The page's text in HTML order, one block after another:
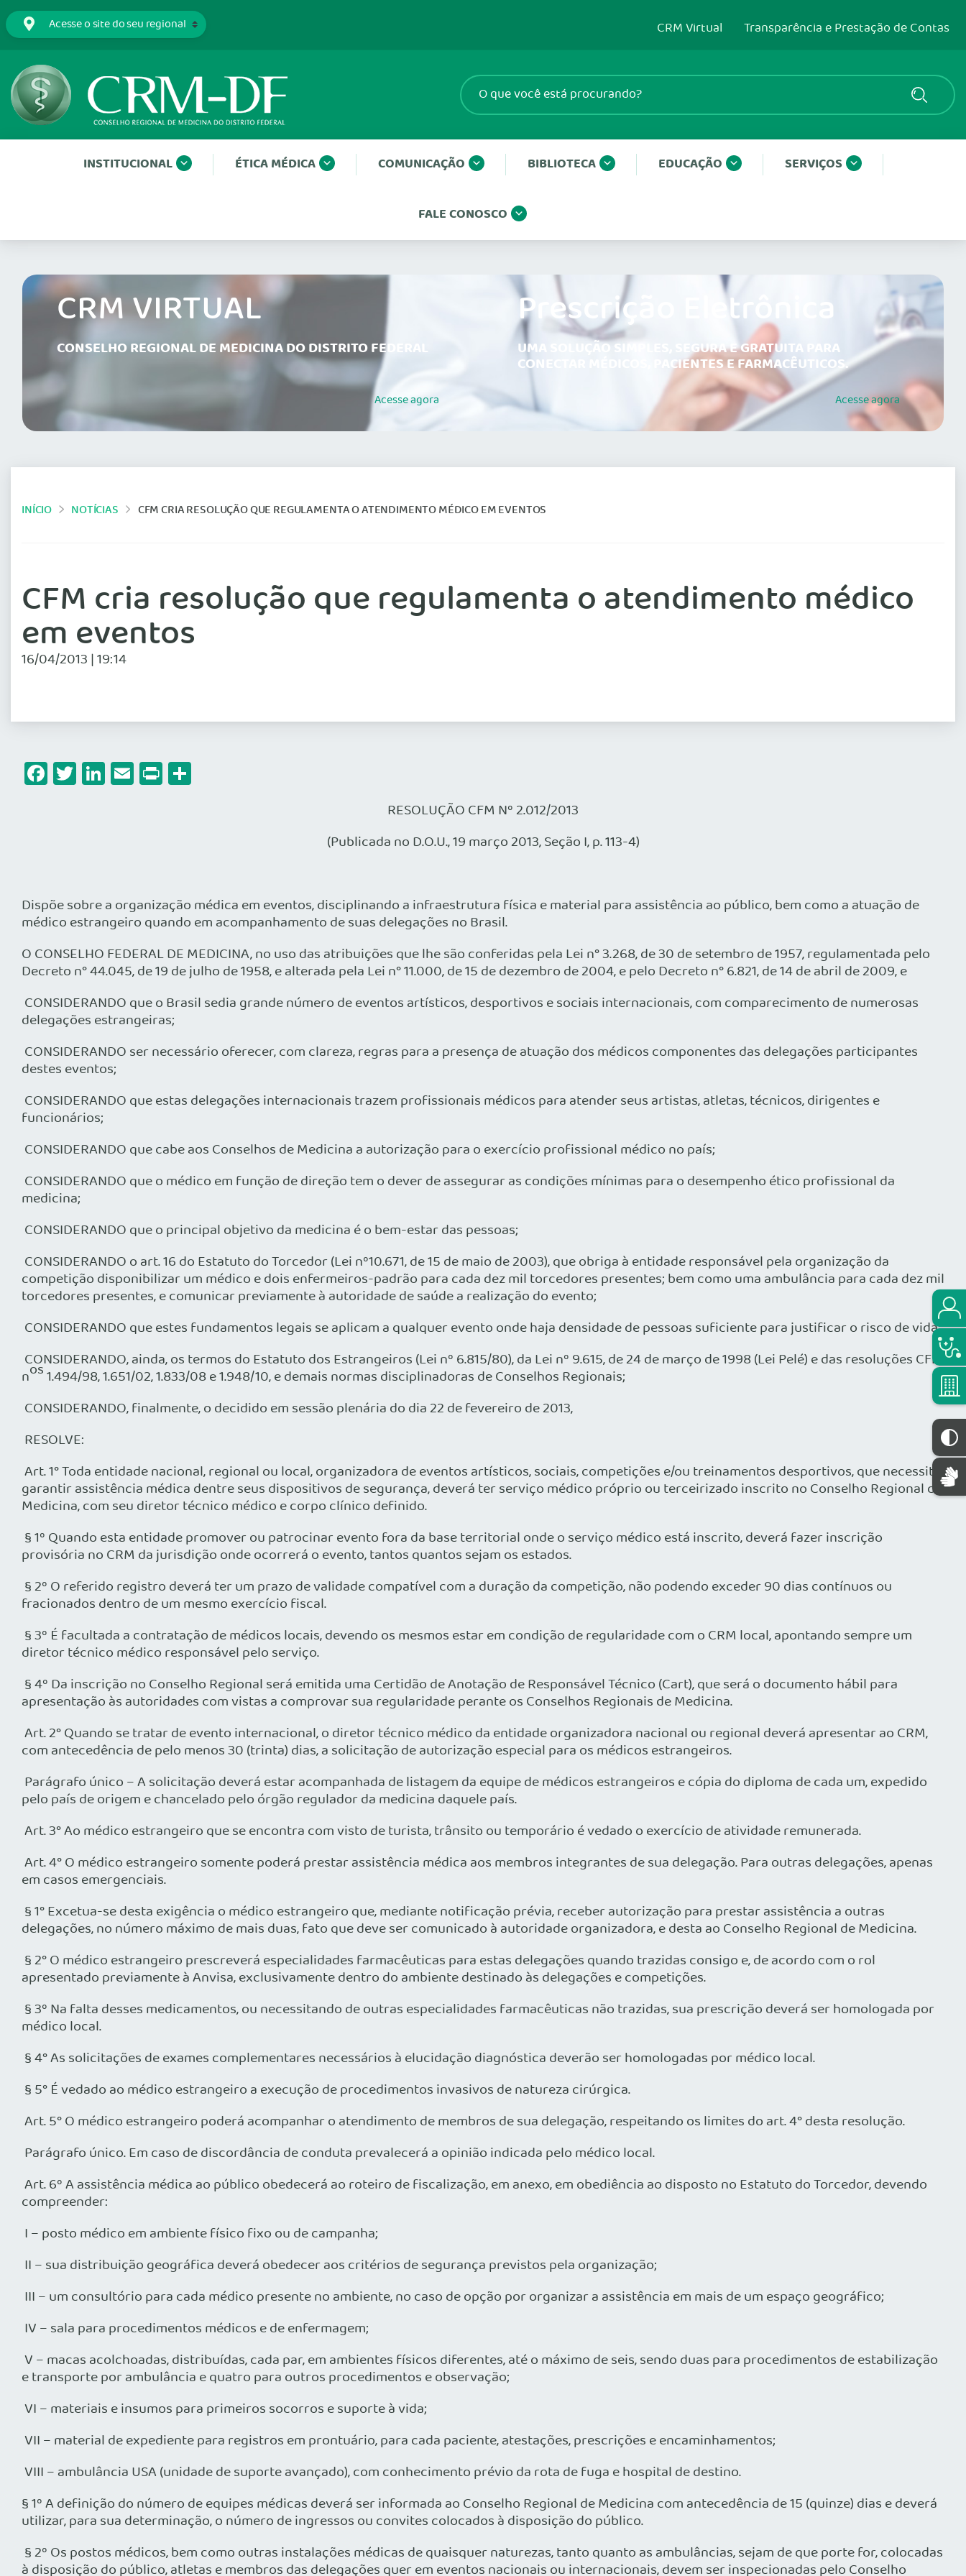
CRM Virtual Transparência e Prestação de Contas
INSTITUCIONAL ÉTICA MÉDICA COMUNICAÇÃO BIBLIOTECA EDUCAÇÃO SERVIÇOS
FALE CONOSCO
CRM VIRTUAL
CONSELHO REGIONAL DE MEDICINA DO DISTRITO FEDERAL
Acesseagora
Prescrição Eletrônica
UMA SOLUÇÃO SIMPLES, SEGURA E GRATUITA PARA
CONECTAR MÉDICOS, PACIENTES E FARMACÊUTICOS.
Acesseagora
INÍCIO NOTÍCIAS CFM CRIA RESOLUÇÃO QUE REGULAMENTA O ATENDIMENTO MÉDICO EM EVENTOS
CFM cria resolução que regulamenta o atendimento médico
em eventos
16/04/2013 | 19:14
Facebook
Twitter
LinkedIn
Email
Print
RESOLUÇÃO CFM Nº 2.012/2013
(Publicada no D.O.U., 19 março 2013, Seção I, p. 113-4)
Dispõe sobre a organização médica em eventos, disciplinando a infraestrutura física e material para assistência ao público, bem como a atuação de
médico estrangeiro quando em acompanhamento de suas delegações no Brasil.
O CONSELHO FEDERAL DE MEDICINA, no uso das atribuições que lhe são conferidas pela Lei n° 3.268, de 30 de setembro de 1957, regulamentada pelo
Decreto n° 44.045, de 19 de julho de 1958, e alterada pela Lei n° 11.000, de 15 de dezembro de 2004, e pelo Decreto n° 6.821, de 14 de abril de 2009, e
CONSIDERANDO que o Brasil sedia grande número de eventos artísticos, desportivos e sociais internacionais, com comparecimento de numerosas
delegações estrangeiras;
CONSIDERANDO ser necessário oferecer, com clareza, regras para a presença de atuação dos médicos componentes das delegações participantes
destes eventos;
CONSIDERANDO que estas delegações internacionais trazem profissionais médicos para atender seus artistas, atletas, técnicos, dirigentes e
funcionários;
CONSIDERANDO que cabe aos Conselhos de Medicina a autorização para o exercício profissional médico no país;
CONSIDERANDO que o médico em função de direção tem o dever de assegurar as condições mínimas para o desempenho ético profissional da
medicina;
CONSIDERANDO que o principal objetivo da medicina é o bem-estar das pessoas;
CONSIDERANDO o art. 16 do Estatuto do Torcedor (Lei nº10.671, de 15 de maio de 2003), que obriga à entidade responsável pela organização da
competição disponibilizar um médico e dois enfermeiros-padrão para cada dez mil torcedores presentes; bem como uma ambulância para cada dez mil
torcedores presentes, e comunicar previamente à autoridade de saúde a realização do evento;
CONSIDERANDO que estes fundamentos legais se aplicam a qualquer evento onde haja densidade de pessoas suficiente para justificar o risco de vida;
CONSIDERANDO, ainda, os termos do Estatuto dos Estrangeiros (Lei nº 6.815/80), da Lei nº 9.615, de 24 de março de 1998 (Lei Pelé) e das resoluções CFM
nos1.494/98, 1.651/02, 1.833/08 e 1.948/10, e demais normas disciplinadoras de Conselhos Regionais;
CONSIDERANDO, finalmente, o decidido em sessão plenária do dia 22 de fevereiro de 2013,
RESOLVE:
Art. 1° Toda entidade nacional, regional ou local, organizadora de eventos artísticos, sociais, competições e/ou treinamentos desportivos, que necessite
garantir assistência médica dentre seus dispositivos de segurança, deverá ter serviço médico próprio ou terceirizado inscrito no Conselho Regional de
Medicina, com seu diretor técnico médico e corpo clínico definido.
§ 1º Quando esta entidade promover ou patrocinar evento fora da base territorial onde o serviço médico está inscrito, deverá fazer inscrição
provisória no CRM da jurisdição onde ocorrerá o evento, tantos quantos sejam os estados.
§ 2º O referido registro deverá ter um prazo de validade compatível com a duração da competição, não podendo exceder 90 dias contínuos ou
fracionados dentro de um mesmo exercício fiscal.
§ 3º É facultada a contratação de médicos locais, devendo os mesmos estar em condição de regularidade com o CRM local, apontando sempre um
diretor técnico médico responsável pelo serviço.
§ 4º Da inscrição no Conselho Regional será emitida uma Certidão de Anotação de Responsável Técnico (Cart), que será o documento hábil para
apresentação às autoridades com vistas a comprovar sua regularidade perante os Conselhos Regionais de Medicina.
Art. 2° Quando se tratar de evento internacional, o diretor técnico médico da entidade organizadora nacional ou regional deverá apresentar ao CRM,
com antecedência de pelo menos 30 (trinta) dias, a solicitação de autorização especial para os médicos estrangeiros.
Parágrafo único – A solicitação deverá estar acompanhada de listagem da equipe de médicos estrangeiros e cópia do diploma de cada um, expedido
pelo país de origem e chancelado pelo órgão regulador da medicina daquele país.
Art. 3° Ao médico estrangeiro que se encontra com visto de turista, trânsito ou temporário é vedado o exercício de atividade remunerada.
Art. 4° O médico estrangeiro somente poderá prestar assistência médica aos membros integrantes de sua delegação. Para outras delegações, apenas
em casos emergenciais.
§ 1° Excetua-se desta exigência o médico estrangeiro que, mediante notificação prévia, receber autorização para prestar assistência a outras
delegações, no número máximo de mais duas, fato que deve ser comunicado à autoridade organizadora, e desta ao Conselho Regional de Medicina.
§ 2° O médico estrangeiro prescreverá especialidades farmacêuticas para estas delegações quando trazidas consigo e, de acordo com o rol
apresentado previamente à Anvisa, exclusivamente dentro do ambiente destinado às delegações e competições.
§ 3º Na falta desses medicamentos, ou necessitando de outras especialidades farmacêuticas não trazidas, sua prescrição deverá ser homologada por
médico local.
§ 4° As solicitações de exames complementares necessários à elucidação diagnóstica deverão ser homologadas por médico local.
§ 5° É vedado ao médico estrangeiro a execução de procedimentos invasivos de natureza cirúrgica.
Art. 5° O médico estrangeiro poderá acompanhar o atendimento de membros de sua delegação, respeitando os limites do art. 4° desta resolução.
Parágrafo único. Em caso de discordância de conduta prevalecerá a opinião indicada pelo médico local.
Art. 6º A assistência médica ao público obedecerá ao roteiro de fiscalização, em anexo, em obediência ao disposto no Estatuto do Torcedor, devendo
compreender:
I – posto médico em ambiente físico fixo ou de campanha;
II – sua distribuição geográfica deverá obedecer aos critérios de segurança previstos pela organização;
III – um consultório para cada médico presente no ambiente, no caso de opção por organizar a assistência em mais de um espaço geográfico;
IV – sala para procedimentos médicos e de enfermagem;
V – macas acolchoadas, distribuídas, cada par, em ambientes físicos diferentes, até o máximo de seis, sendo duas para procedimentos de estabilização
e transporte por ambulância e quatro para outros procedimentos e observação;
VI – materiais e insumos para primeiros socorros e suporte à vida;
VII – material de expediente para registros em prontuário, para cada paciente, atestações, prescrições e encaminhamentos;
VIII – ambulância USA (unidade de suporte avançado), com conhecimento prévio da rota de fuga e hospital de destino.
§ 1º A definição do número de equipes médicas deverá ser informada ao Conselho Regional de Medicina com antecedência de 15 (quinze) dias e deverá
utilizar, para sua determinação, o número de ingressos ou convites colocados à disposição do público.
§ 2º Os postos médicos, bem como outras instalações médicas de quaisquer naturezas, tanto quanto as ambulâncias, sejam de que porte for, colocadas
à disposição do público, atletas e membros das delegações quer em eventos nacionais ou internacionais, devem ser inspecionadas pelo Conselho